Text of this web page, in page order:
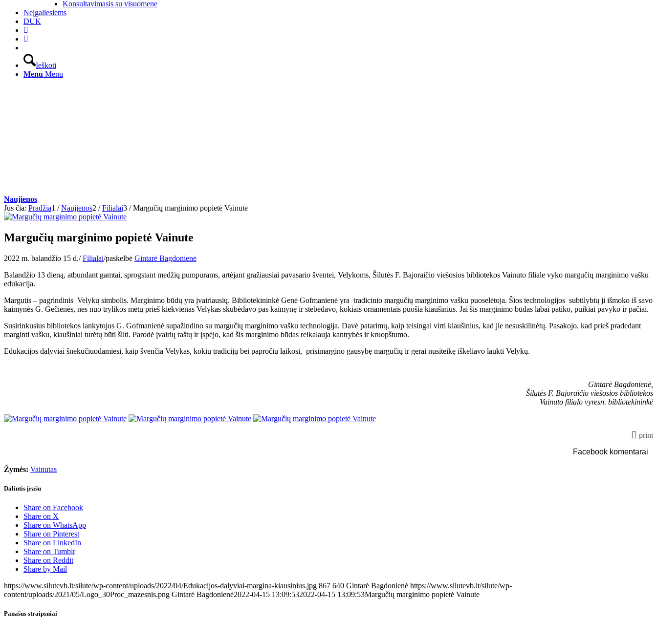
Konsultavimasis su visuomene
Neįgaliesiems
DUK
Ieškoti
Menu Menu
Naujienos
Jūs čia: Pradžia1 / Naujienos2 / Filialai3 / Margučių marginimo popietė Vainute
Margučių marginimo popietė Vainute
2022 m. balandžio 15 d./ Filialai/paskelbė Gintarė Bagdonienė
Balandžio 13 dieną, atbundant gamtai, sprogstant medžių pumpurams, artėjant gražiausiai pavasario šventei, Velykoms, Šilutės F. Bajoraičio viešosios bibliotekos Vainuto filiale vyko margučių marginimo vašku
edukacija.
Margutis – pagrindinis Velykų simbolis. Marginimo būdų yra įvairiausių. Bibliotekininkė Genė Gofmanienė yra tradicinio margučių marginimo vašku puoselėtoja. Šios technologijos subtilybių ji išmoko iš savo
kaimynės G. Gečienės, nes nuo trylikos metų prieš kiekvienas Velykas skubėdavo pas kaimynę ir stebėdavo, kokiais ornamentais puošia kiaušinius. Jai šis marginimo būdas labai patiko, puikiai pavyko ir pačiai.
Susirinkusius bibliotekos lankytojus G. Gofmanienė supažindino su margučių marginimo vašku technologija. Davė patarimų, kaip teisingai virti kiaušinius, kad jie nesuskilinėtų. Pasakojo, kad prieš pradedant
marginti vašku, kiaušiniai turėtų būti šilti. Parodė įvairių raštų ir įspėjo, kad šis marginimo būdas reikalauja kantrybės ir kruopštumo.
Edukacijos dalyviai šnekučiuodamiesi, kaip švenčia Velykas, kokių tradicijų bei papročių laikosi, prisimargino gausybę margučių ir gerai nusiteikę iškeliavo laukti Velykų.
Gintarė Bagdonienė,
Šilutės F. Bajoraičio viešosios bibliotekos
Vainuto filialo vyresn. bibliotekininkė
print
Facebook komentarai
Žymės: Vainutas
Dalintis įrašu
Share on Facebook
Share on X
Share on WhatsApp
Share on Pinterest
Share on LinkedIn
Share on Tumblr
Share on Reddit
Share by Mail
https://www.silutevb.lt/silute/wp-content/uploads/2022/04/Edukacijos-dalyviai-margina-kiausinius.jpg 867 640 Gintarė Bagdonienė https://www.silutevb.lt/silute/wp-
content/uploads/2021/05/Logo_30Proc_mazesnis.png Gintarė Bagdonienė2022-04-15 13:09:532022-04-15 13:09:53Margučių marginimo popietė Vainute
Panašūs straipsniai